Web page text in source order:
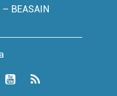
BEASAIN